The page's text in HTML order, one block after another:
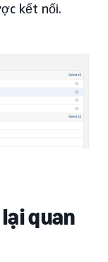
kết nối.
quan